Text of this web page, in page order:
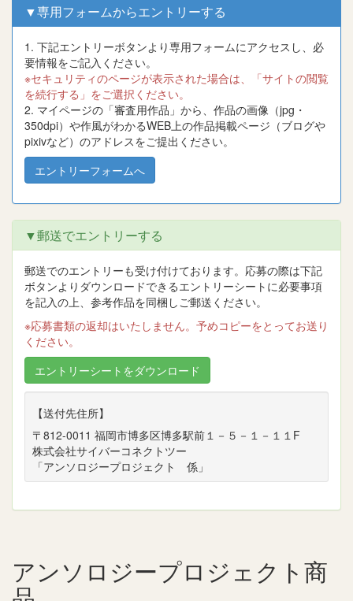
▼専用フォームからエントリーする
1. 下記エントリーボタンより専用フォームにアクセスし、必
要情報をご記入ください。
※セキュリティのページが表示された場合は、「サイトの閲覧
を続行する」をご選択ください。
2. マイページの「審査用作品」から、作品の画像（jpg・
350dpi）や作風がわかるWEB上の作品掲載ページ（ブログや
pixivなど）のアドレスをご提出ください。
エントリーフォームへ
▼郵送でエントリーする
郵送でのエントリーも受け付けております。応募の際は下記
ボタンよりダウンロードできるエントリーシートに必要事項
を記入の上、参考作品を同梱しご郵送ください。
※応募書類の返却はいたしません。予めコピーをとってお送り
ください。
エントリーシートをダウンロード
【送付先住所】
〒812-0011 福岡市博多区博多駅前１－５－１－１１F
株式会社サイバーコネクトツー
「アンソロジープロジェクト 係」
アンソロジープロジェクト商